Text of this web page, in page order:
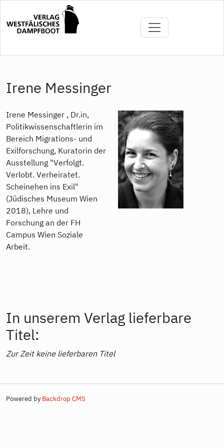
Inhalt
Irene Messinger
Irene Messinger , Dr.in,
Politikwissenschaftlerin im
Bereich Migrations- und
Exilforschung, Kuratorin der
Ausstellung "Verfolgt.
Verlobt. Verheiratet.
Scheinehen ins Exil"
(Jüdisches Museum Wien
2018), Lehre und
Forschung an der FH
Campus Wien Soziale
Arbeit.
In unserem Verlag lieferbare
Titel:
Zur Zeit keine lieferbaren Titel
Powered by Backdrop CMS